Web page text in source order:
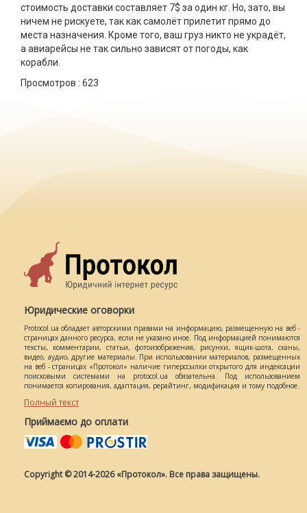
стоимость доставки составляет 7$ за один кг. Но, зато, вы
ничем не рискуете, так как самолёт прилетит прямо до
места назначения. Кроме того, ваш груз никто не украдёт,
а авиарейсы не так сильно зависят от погоды, как
корабли.
Просмотров : 623
Юридические оговорки
Protocol.ua обладает авторскими правами на информацию, размещенную на веб -
страницах данного ресурса, если не указано иное. Под информацией понимаются
тексты, комментарии, статьи, фотоизображения, рисунки, ящик-шота, сканы,
видео, аудио, другие материалы. При использовании материалов, размещенных
на веб - страницах «Протокол» наличие гиперссылки открытого для индексации
поисковыми системами на protocol.ua обязательна. Под использованием
понимается копирования, адаптация, рерайтинг, модификация и тому подобное.
Полный текст
Приймаємо до оплати
Copyright © 2014-2026 «Протокол». Все права защищены.